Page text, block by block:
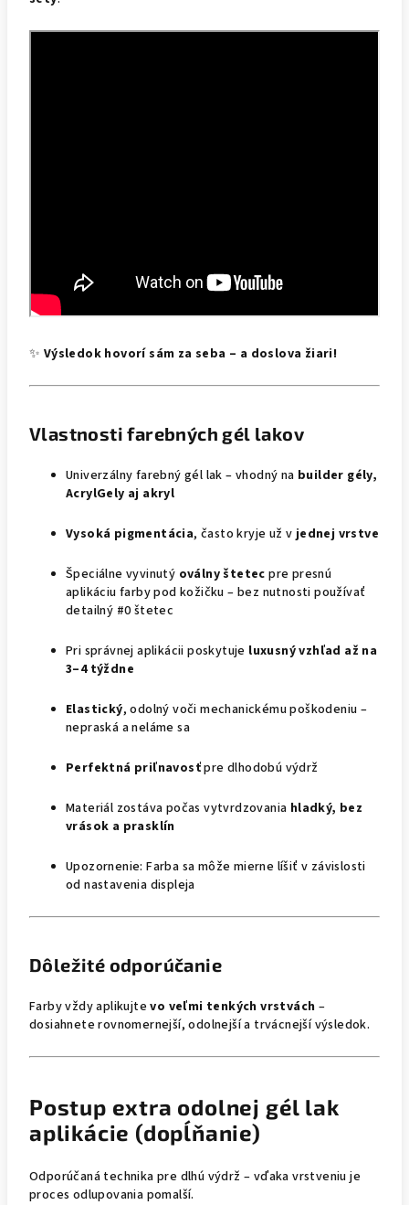
✨ Výsledok hovorí sám za seba – a doslova žiari!
Vlastnosti farebných gél lakov
Univerzálny farebný gél lak – vhodný na builder gély,
AcrylGely aj akryl
Vysoká pigmentácia, často kryje už vjednej vrstve
Špeciálne vyvinutý oválny štetec pre presnú
aplikáciu farby pod kožičku – bez nutnosti používať
detailný #0 štetec
Pri správnej aplikácii poskytuje luxusný vzhľad až na
3–4 týždne
Elastický, odolný voči mechanickému poškodeniu –
nepraská a neláme sa
Perfektná priľnavosťpre dlhodobú výdrž
Materiál zostáva počas vytvrdzovania hladký, bez
vrások a prasklín
Upozornenie: Farba sa môže mierne líšiť v závislosti
od nastavenia displeja
Dôležité odporúčanie
Farby vždy aplikujtevo veľmi tenkých vrstvách –
dosiahnete rovnomernejší, odolnejší a trvácnejší výsledok.
Postup extra odolnej gél lak
aplikácie (dopĺňanie)
Odporúčaná technika pre dlhú výdrž – vďaka vrstveniu je
proces odlupovania pomalší.